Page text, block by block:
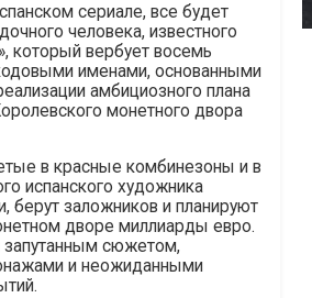
сериале, все будет
человека, известного
который вербует восемь
именами, основанными
амбициозного плана
монетного двора
в красные комбинезоны и в
испанского художника
берут заложников и планируют
дворе миллиарды евро.
запутанным сюжетом,
и неожиданными